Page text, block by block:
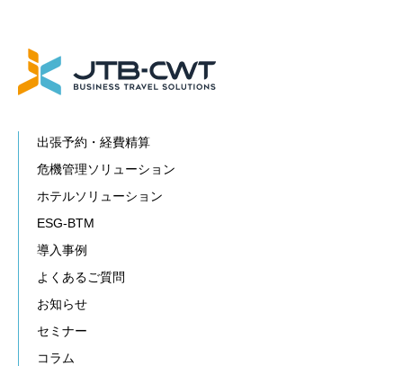
出張予約・経費精算
危機管理ソリューション
ホテルソリューション
ESG-BTM
導入事例
よくあるご質問
お知らせ
セミナー
コラム